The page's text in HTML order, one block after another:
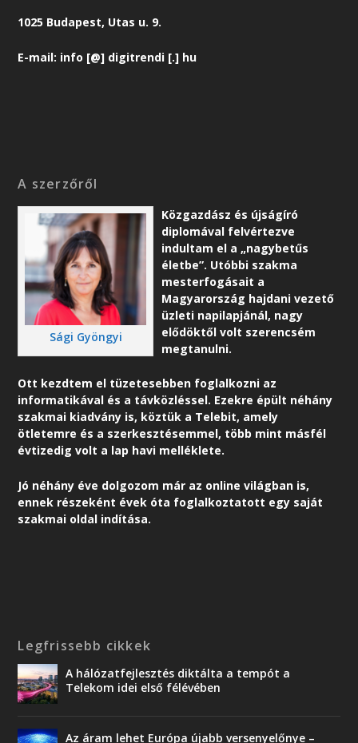
1025 Budapest, Utas u. 9.
E-mail: info [@] digitrendi [.] hu
A szerzőről
Sági Gyöngyi
Közgazdász és újságíró
diplomával felvértezve
indultam el a „nagybetűs
életbe”. Utóbbi szakma
mesterfogásait a
Magyarország hajdani vezető
üzleti napilapjánál, nagy
elődöktől volt szerencsém
megtanulni.
Ott kezdtem el tüzetesebben foglalkozni az
informatikával és a távközléssel. Ezekre épült néhány
szakmai kiadvány is, köztük a Telebit, amely
ötletemre és a szerkesztésemmel, több mint másfél
évtizedig volt a lap havi melléklete.
Jó néhány éve dolgozom már az online világban is,
ennek részeként évek óta foglalkoztatott egy saját
szakmai oldal indítása.
Legfrissebb cikkek
A hálózatfejlesztés diktálta a tempót a
Telekom idei első félévében
Az áram lehet Európa újabb versenyelőnye –